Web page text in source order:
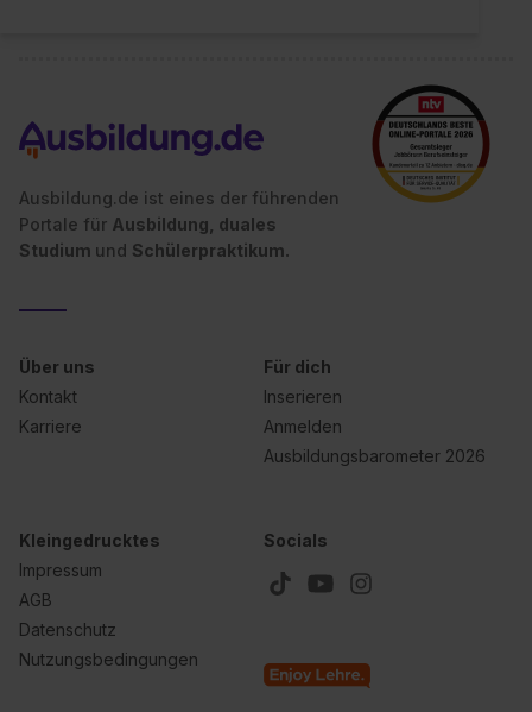
Ausbildung.de ist eines der führenden
Portale für Ausbildung, duales
Studium und Schülerpraktikum.
Über uns
Kontakt
Karriere
Für dich
Inserieren
Anmelden
Ausbildungsbarometer 2026
Kleingedrucktes
Impressum
AGB
Datenschutz
Nutzungsbedingungen
Socials